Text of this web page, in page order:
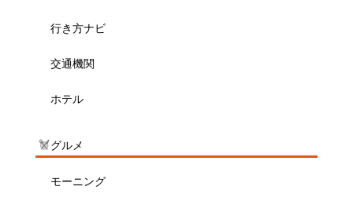
行き方ナビ
交通機関
ホテル
グルメ
モーニング